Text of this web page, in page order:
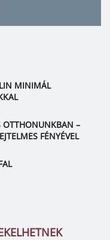
MINIMÁL
OTTHONUNKBAN –
FÉNYÉVEL